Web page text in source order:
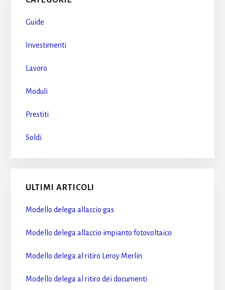
Sidebar
Guide
Investimenti
Lavoro
Moduli
Prestiti
Soldi
ULTIMI ARTICOLI
Modello delega allaccio gas​
Modello delega allaccio impianto fotovoltaico​
Modello delega al ritiro Leroy Merlin​
Modello delega al ritiro dei documenti​